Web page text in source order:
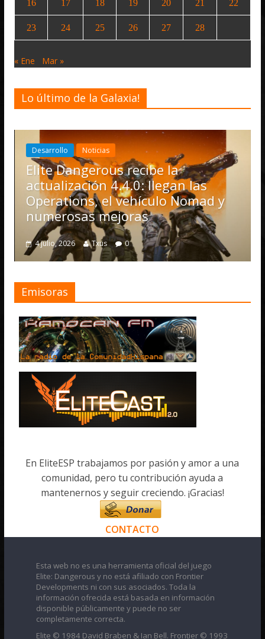
16 17 18 19 20 21 22
23 24 25 26 27 28
« Ene Mar »
Lo último de la Galaxia!
Desarrollo Noticias
Elite Dangerous recibe la
actualización 4.4.0: llegan las
Operations, el vehículo Nomad y
numerosas mejoras
4 julio, 2026 Txus 0
Emisoras
En EliteESP trabajamos por pasión y amor a una
comunidad, pero tu contribución ayuda a
mantenernos y seguir creciendo. ¡Gracias!
CONTACTO
Esta web no es una herramienta oficial del juego
Elite: Dangerous y no está afiliado con Frontier
Developments ni con sus asociados. Toda la
información ofrecida está basada en información
disponible públicamente y puede no ser
completamente correcta.
Elite © 1984 David Braben & Ian Bell. Frontier © 1993